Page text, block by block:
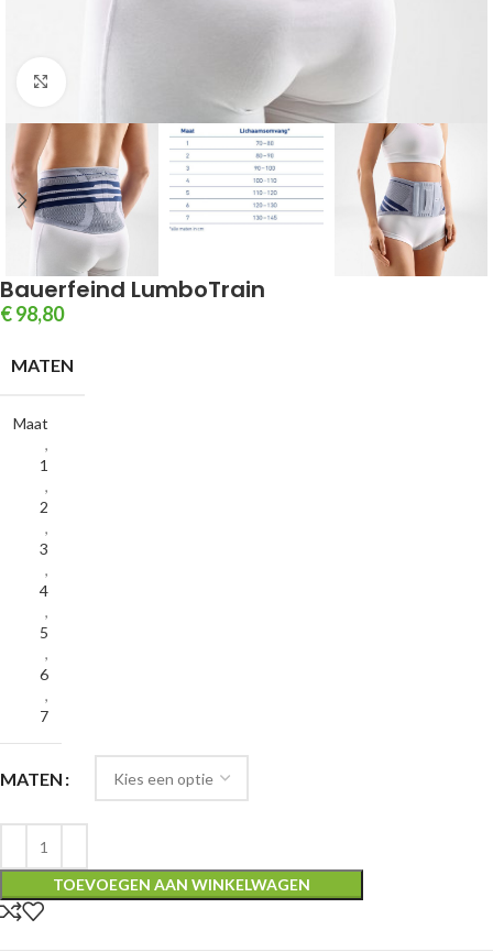
Bauerfeind LumboTrain
€98,80
MATEN
Maat
,
1
,
2
,
3
,
4
,
5
,
6
,
7
MATEN
TOEVOEGEN AAN WINKELWAGEN